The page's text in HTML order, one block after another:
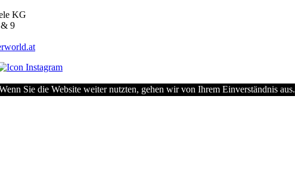
KG
& 9
Sie die Website weiter nutzten, gehen wir von Ihrem Einverständnis aus.